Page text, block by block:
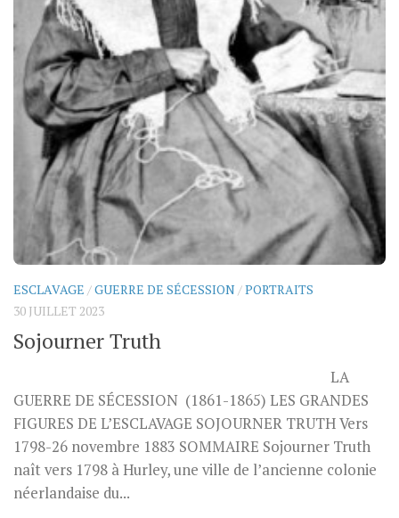
ESCLAVAGE /GUERRE DE SÉCESSION /PORTRAITS
30 JUILLET 2023
Sojourner Truth
LA
GUERRE DE SÉCESSION (1861-1865) LES GRANDES
FIGURES DE L’ESCLAVAGE SOJOURNER TRUTH Vers
1798-26 novembre 1883 SOMMAIRE Sojourner Truth
naît vers 1798 à Hurley, une ville de l’ancienne colonie
néerlandaise du...